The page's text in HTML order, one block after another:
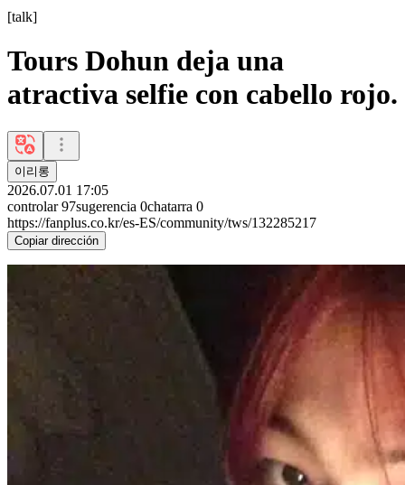
[talk]
Tours Dohun deja una
atractiva selfie con cabello rojo.
이리롱
2026.07.01 17:05
controlar 97sugerencia 0chatarra 0
https://fanplus.co.kr/es-ES/community/tws/132285217
Copiar dirección